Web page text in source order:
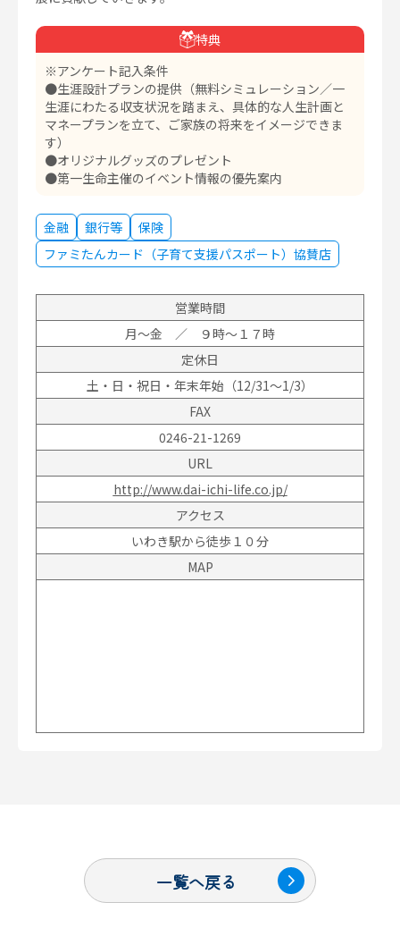
特典
※アンケート記入条件
●生涯設計プランの提供（無料シミュレーション／一
生涯にわたる収支状況を踏まえ、具体的な人生計画と
マネープランを立て、ご家族の将来をイメージできま
す）
●オリジナルグッズのプレゼント
●第一生命主催のイベント情報の優先案内
金融 銀行等
保険
ファミたんカード（子育て支援パスポート）協賛店
営業時間
月～金 ／ ９時～１７時
定休日
土・日・祝日・年末年始（12/31～1/3）
FAX
0246-21-1269
URL
http://www.dai-ichi-life.co.jp/
アクセス
いわき駅から徒歩１０分
MAP
一覧へ戻る